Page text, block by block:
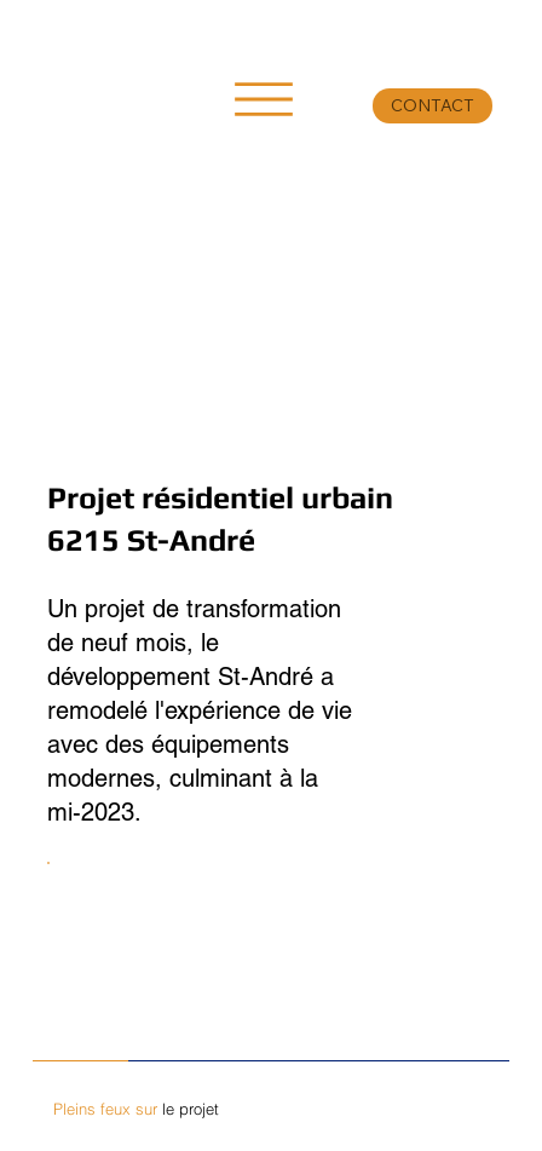
CONTACT
Projet résidentiel urbain
6215 St-André
Un projet de transformation
de neuf mois, le
développement St-André a
remodelé l'expérience de vie
avec des équipements
modernes, culminant à la
mi-2023.
Pleins feux surle projet